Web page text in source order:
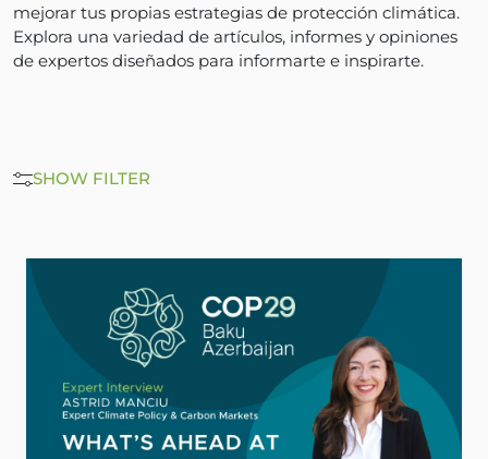
mejorar tus propias estrategias de protección climática.
Explora una variedad de artículos, informes y opiniones
de expertos diseñados para informarte e inspirarte.
SHOW FILTER